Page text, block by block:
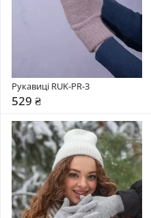
Рукавиці RUK-PR-3
529 ₴